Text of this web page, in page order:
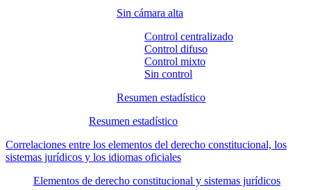
Sin cámara alta
Control centralizado
Control difuso
Control mixto
Sin control
Resumen estadístico
Resumen estadístico
Correlaciones entre los elementos del derecho constitucional, los
sistemas jurídicos y los idiomas oficiales
Elementos de derecho constitucional y sistemas jurídicos